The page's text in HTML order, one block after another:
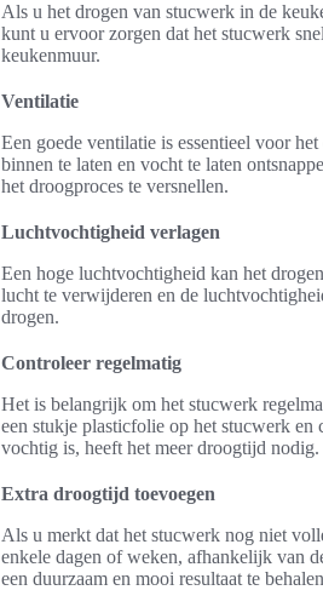
Als u het drogen van stucwerk in de
kunt u ervoor zorgen dat het stucwerk
keukenmuur.
Ventilatie
Een goede ventilatie is essentieel voor
binnen te laten en vocht te laten
het droogproces te versnellen.
Luchtvochtigheid verlagen
Een hoge luchtvochtigheid kan het
lucht te verwijderen en de
drogen.
Controleer regelmatig
Het is belangrijk om het stucwerk
een stukje plasticfolie op het stucwerk
vochtig is, heeft het meer droogtijd nodig.
Extra droogtijd toevoegen
Als u merkt dat het stucwerk nog niet
enkele dagen of weken, afhankelijk van
een duurzaam en mooi resultaat te